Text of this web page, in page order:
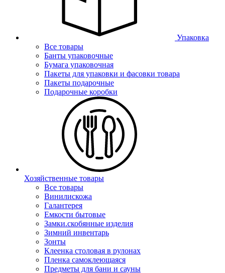
Упаковка
Все товары
Банты упаковочные
Бумага упаковочная
Пакеты для упаковки и фасовки товара
Пакеты подарочные
Подарочные коробки
Хозяйственные товары
Все товары
Винилискожа
Галантерея
Емкости бытовые
Замки.скобянные изделия
Зимний инвентарь
Зонты
Клеенка столовая в рулонах
Пленка самоклеющаяся
Предметы для бани и сауны